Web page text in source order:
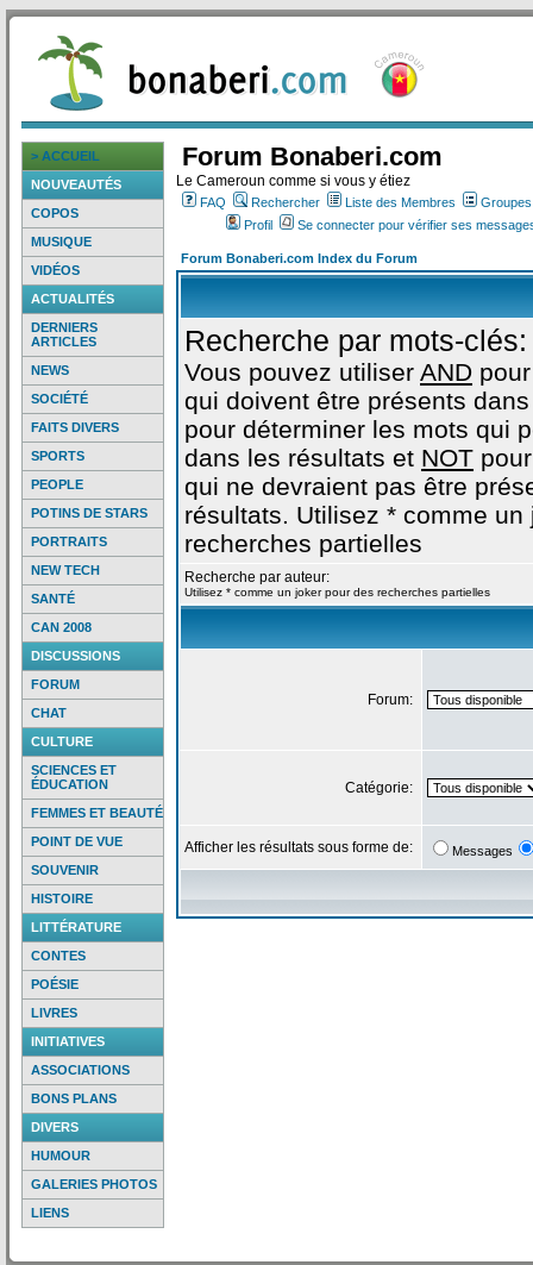
> ACCUEIL
NOUVEAUTÉS
COPOS
MUSIQUE
VIDÉOS
ACTUALITÉS
DERNIERS
ARTICLES
NEWS
SOCIÉTÉ
FAITS DIVERS
SPORTS
PEOPLE
POTINS DE STARS
PORTRAITS
NEW TECH
SANTÉ
CAN 2008
DISCUSSIONS
FORUM
CHAT
CULTURE
SCIENCES ET
ÉDUCATION
FEMMES ET BEAUTÉ
POINT DE VUE
SOUVENIR
HISTOIRE
LITTÉRATURE
CONTES
POÉSIE
LIVRES
INITIATIVES
ASSOCIATIONS
BONS PLANS
DIVERS
HUMOUR
GALERIES PHOTOS
LIENS
Forum Bonaberi.com
Le Cameroun comme si vous y étiez
FAQ Rechercher Liste des Membres
Profil
Se connecter pour vérifier ses
Forum Bonaberi.com Index du Forum
Recherche par mots-clés:
Vous pouvez utiliser AND
qui doivent être présents
pour déterminer les mots qui
dans les résultats et NOT
qui ne devraient pas être
résultats. Utilisez * comme un
recherches partielles
Recherche par auteur:
Utilisez * comme un joker pour des recherches partielles
Forum:
Catégorie:
Afficher les résultats sous forme de: Messages